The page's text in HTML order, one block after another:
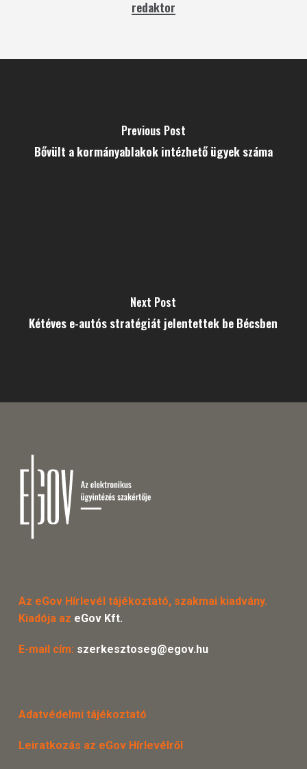
redaktor
Previous Post
Bővült a kormányablakok intézhető ügyek száma
Next Post
Kétéves e-autós stratégiát jelentettek be Bécsben
Az eGov Hírlevél tájékoztató, szakmai kiadvány.
Kiadója az eGov Kft.
E-mail cím: szerkesztoseg@egov.hu
Adatvédelmi tájékoztató
Leiratkozás az eGov Hírlevélről